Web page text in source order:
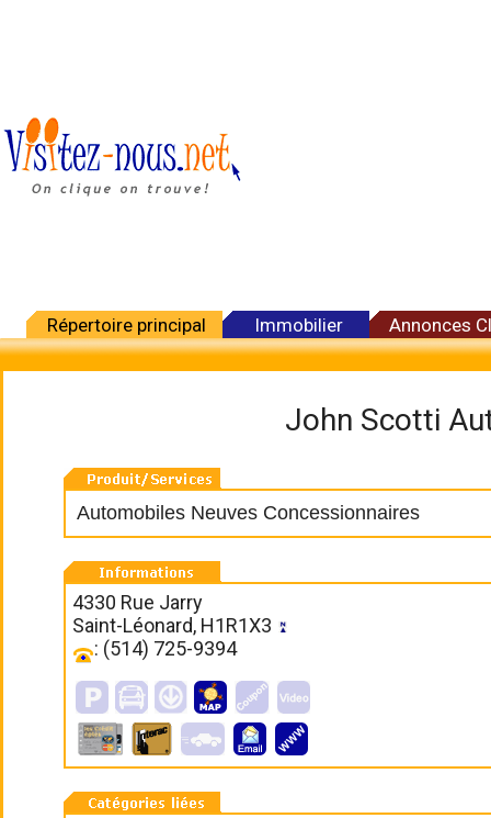
Répertoire principal Immobilier Annonces
John Scotti
Automobiles Neuves Concessionnaires
4330 Rue Jarry
Saint-Léonard, H1R1X3
: (514) 725-9394